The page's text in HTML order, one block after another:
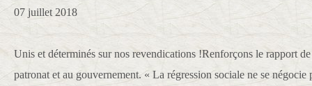
07 juillet 2018
Unis et déterminés sur nos revendications !Renforçons le rapport
patronat et au gouvernement. « La régression sociale ne se négocie